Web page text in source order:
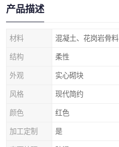
产品描述
材料 混凝土、花岗岩骨料
结构 柔性
外观 实心砌块
风格 现代简约
颜色 红色
加工定制 是